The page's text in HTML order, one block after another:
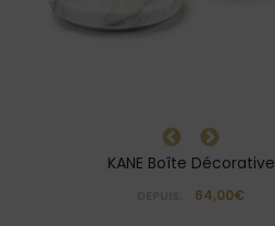
KANE Boîte Décorative
64,00€